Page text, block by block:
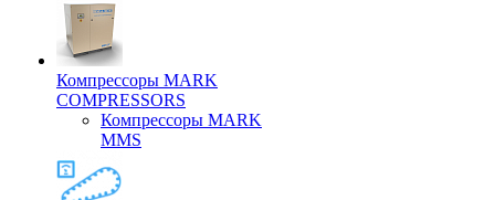
Компрессоры MARK
COMPRESSORS
Компрессоры MARK
MMS